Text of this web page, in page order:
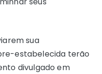
sua
estabelecida terão
divulgado em